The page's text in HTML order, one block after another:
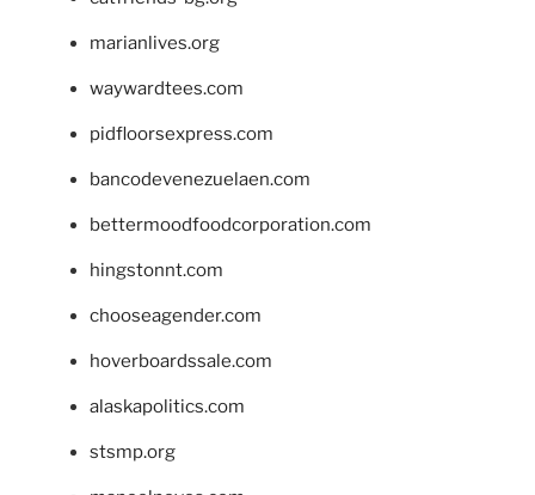
marianlives.org
waywardtees.com
pidfloorsexpress.com
bancodevenezuelaen.com
bettermoodfoodcorporation.com
hingstonnt.com
chooseagender.com
hoverboardssale.com
alaskapolitics.com
stsmp.org